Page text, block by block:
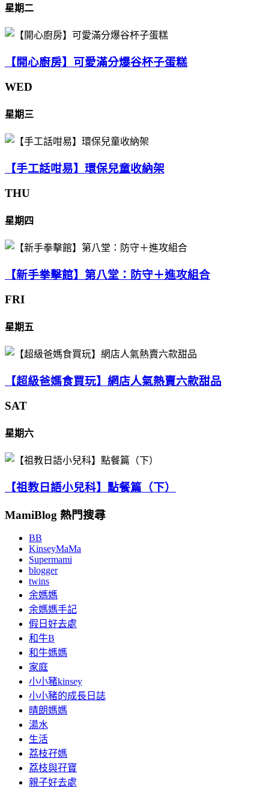
星期二
【開心廚房】可愛滿分爆谷杯子蛋糕
WED
星期三
【手工話咁易】環保兒童收納架
THU
星期四
【新手拳擊館】第八堂：防守＋進攻組合
FRI
星期五
【超級爸媽食買玩】網店人氣熱賣六款甜品
SAT
星期六
【祖教日語小兒科】點餐篇（下）
MamiBlog 熱門搜尋
BB
KinseyMaMa
Supermami
blogger
twins
余媽媽
余媽媽手記
假日好去處
和牛B
和牛媽媽
家庭
小小豬kinsey
小小豬的成長日誌
晴朗媽媽
湯水
生活
荔枝孖媽
荔枝與孖寶
親子好去處